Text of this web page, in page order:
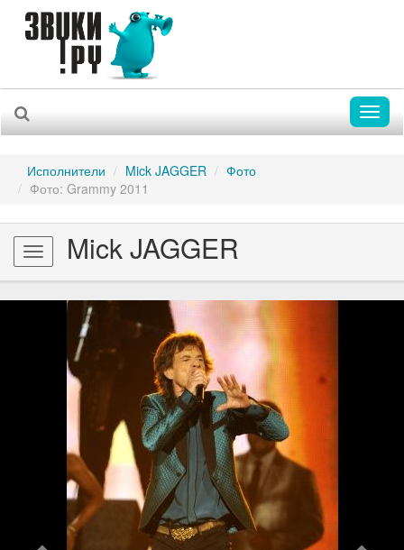
Исполнители Mick JAGGER
Фото
Фото: Grammy 2011
Toggle
navigation
Mick JAGGER
Previous